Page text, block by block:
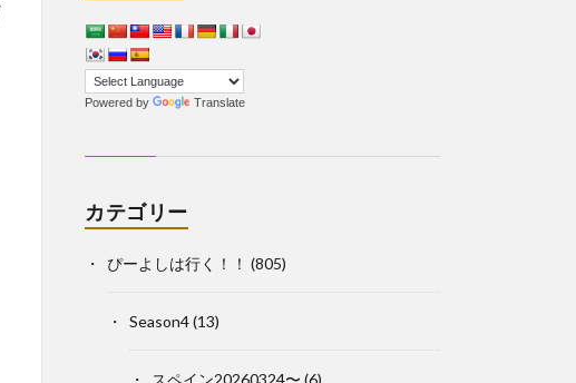
Powered by Translate
カテゴリー
ぴーよしは行く！！ (805)
Season4(13)